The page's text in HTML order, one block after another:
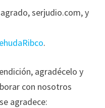
serjudio.com, y
.
agradécelo y
con nosotros
agradece: